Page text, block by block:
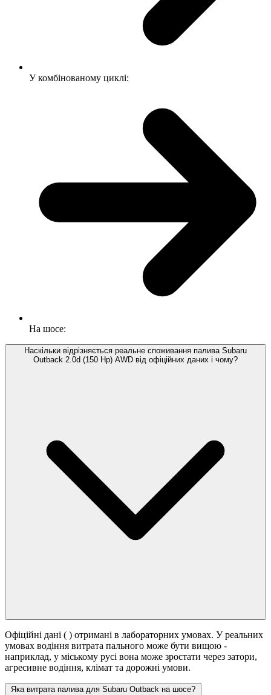
У комбінованому циклі:
На шосе:
Наскільки відрізняється реальне споживання палива Subaru
Outback 2.0d (150 Hp) AWD від офіційних даних і чому?
Офіційні дані ( ) отримані в лабораторних умовах. У реальних
умовах водіння витрата пального може бути вищою -
наприклад, у міському русі вона може зростати через затори,
агресивне водіння, клімат та дорожні умови.
Яка витрата палива для Subaru Outback на шосе?